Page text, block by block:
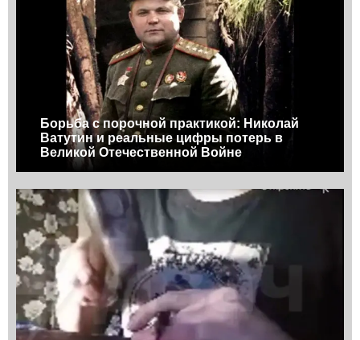
Борьба с порочной практикой: Николай
Ватутин и реальные цифры потерь в
Великой Отечественной Войне